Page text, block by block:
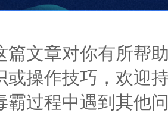
篇文章对你有所帮
或操作技巧，欢迎
霸过程中遇到其他